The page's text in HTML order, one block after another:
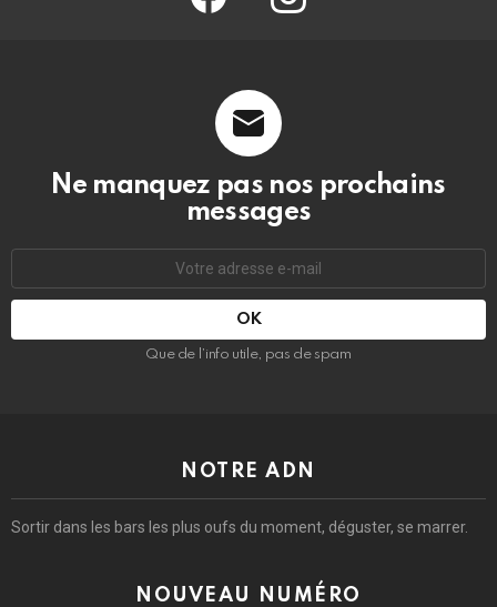
Ne manquez pas nos prochains
messages
mail
Que de l’info utile, pas de spam
NOTRE ADN
Sortir dans les bars les plus oufs du moment, déguster, se marrer.
NOUVEAU NUMÉRO